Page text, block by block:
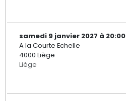
samedi 9 janvier 2027 à 20:00
A la Courte Echelle
4000 Liège
Liège